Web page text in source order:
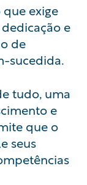
exige
e
de
sucedida.
tudo, uma
e
que o
seus